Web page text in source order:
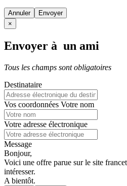
Annuler
×
Envoyer à un ami
Tous les champs sont obligatoires
Destinataire
Vos coordonnées Votre nom
Votre adresse électronique
Message
Bonjour,
Voici une offre parue sur le site
intéresser.
A bientôt.